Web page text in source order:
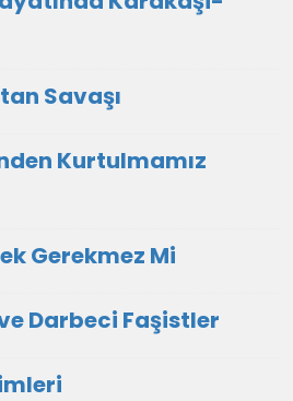
Savaşı
Kurtulmamız
Gerekmez Mi
Darbeci Faşistler